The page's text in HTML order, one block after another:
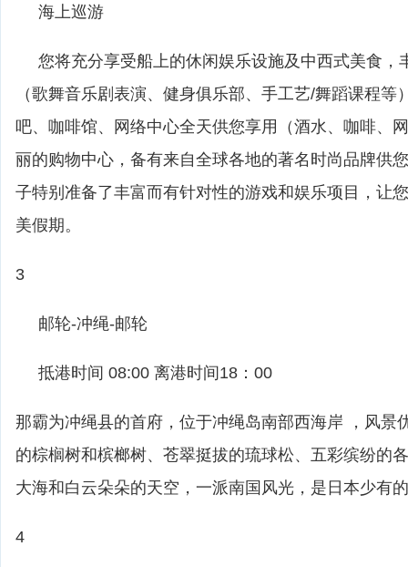
海上巡游
您将充分享受船上的休闲娱乐设施及中西式美食，
（歌舞音乐剧表演、健身俱乐部、手工艺/舞蹈课程等
吧、咖啡馆、网络中心全天供您享用（酒水、咖啡、
丽的购物中心，备有来自全球各地的著名时尚品牌供
子特别准备了丰富而有针对性的游戏和娱乐项目，让
美假期。
3
邮轮-冲绳-邮轮
抵港时间 08:00 离港时间18：00
那霸为冲绳县的首府，位于冲绳岛南部西海岸 ，风景
的棕榈树和槟榔树、苍翠挺拔的琉球松、五彩缤纷的
大海和白云朵朵的天空，一派南国风光，是日本少有
4